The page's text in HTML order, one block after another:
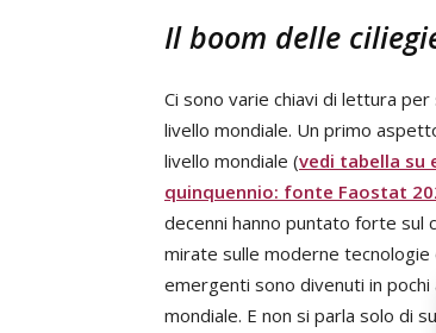
Il boom delle
Ci sono varie chiavi di lettura
livello mondiale. Un primo
livello mondiale (vedi tabella su
quinquennio: fonte Faostat
decenni hanno puntato forte sul
mirate sulle moderne tecnologie
emergenti sono divenuti in pochi
mondiale. E non si parla solo di